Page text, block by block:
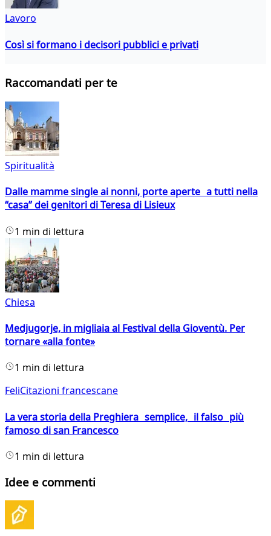
Lavoro
Così si formano i decisori pubblici e privati
Raccomandati per te
Spiritualità
Dalle mamme single ai nonni, porte aperte a tutti nella
“casa” dei genitori di Teresa di Lisieux
1 min di lettura
Chiesa
Medjugorje, in migliaia al Festival della Gioventù. Per
tornare «alla fonte»
1 min di lettura
FeliCitazioni francescane
La vera storia della Preghiera semplice, il falso più
famoso di san Francesco
1 min di lettura
Idee e commenti